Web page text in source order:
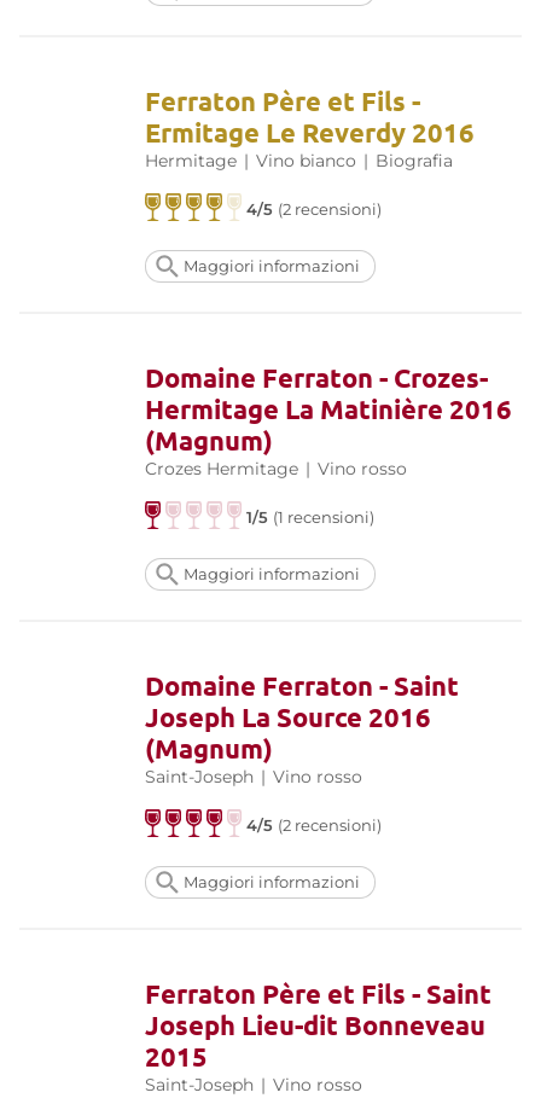
Ferraton Père et Fils -
Ermitage Le Reverdy 2016
Hermitage | Vino bianco | Biografia
4/5 (2 recensioni)
Maggiori informazioni
Domaine Ferraton - Crozes-
Hermitage La Matinière 2016
(Magnum)
Crozes Hermitage | Vino rosso
1/5 (1 recensioni)
Maggiori informazioni
Domaine Ferraton - Saint
Joseph La Source 2016
(Magnum)
Saint-Joseph | Vino rosso
4/5 (2 recensioni)
Maggiori informazioni
Ferraton Père et Fils - Saint
Joseph Lieu-dit Bonneveau
2015
Saint-Joseph | Vino rosso